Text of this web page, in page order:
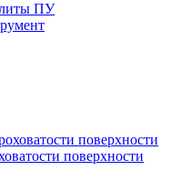
ПУ
поверхности